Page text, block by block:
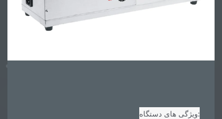
ویژگی های دستگاه: